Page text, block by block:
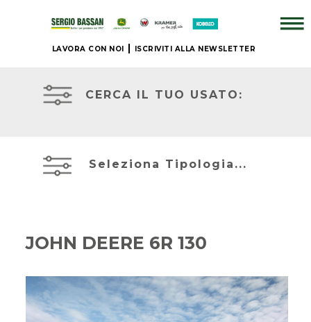
LAVORA CON NOI ISCRIVITI ALLA NEWSLETTER
NUOVO
USATO
CERCA IL TUO USATO:
Seleziona Tipologia...
JOHN DEERE 6R 130
ED
ESCAVATORI